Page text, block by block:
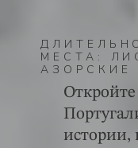
МЕСТА:
АЗОРСКИЕ
Откройте
истории,